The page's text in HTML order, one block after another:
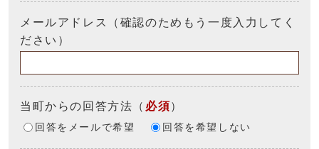
メールアドレス（確認のためもう一度入力してく
ださい）
当町からの回答方法 （ 必須）
回答をメールで希望 回答を希望しない